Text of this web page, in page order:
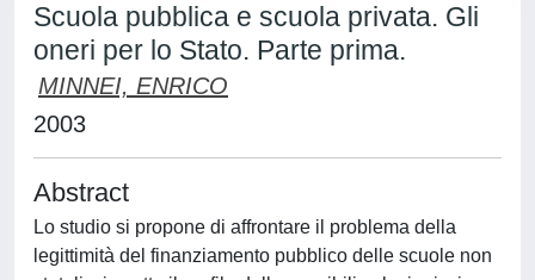
Scuola pubblica e scuola privata. Gli
oneri per lo Stato. Parte prima.
MINNEI, ENRICO
2003
Abstract
Lo studio si propone di affrontare il problema della
legittimità del finanziamento pubblico delle scuole non